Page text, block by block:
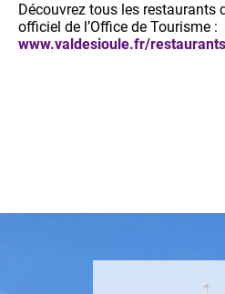
Découvrez tous les restaurants
officiel de l’Office de Tourisme :
www.valdesioule.fr/restaurants